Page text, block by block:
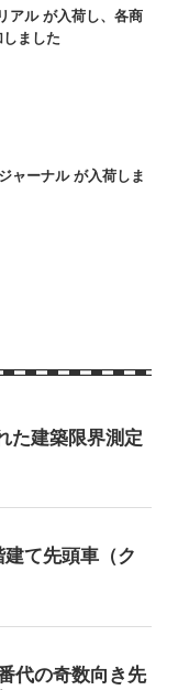
アル が入荷し、各商
ました
ャーナル が入荷しま